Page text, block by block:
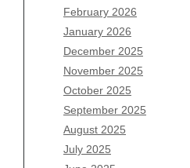
February 2026
January 2026
December 2025
November 2025
October 2025
September 2025
August 2025
July 2025
Archives
August 2026
July 2026
June 2026
May 2026
April 2026